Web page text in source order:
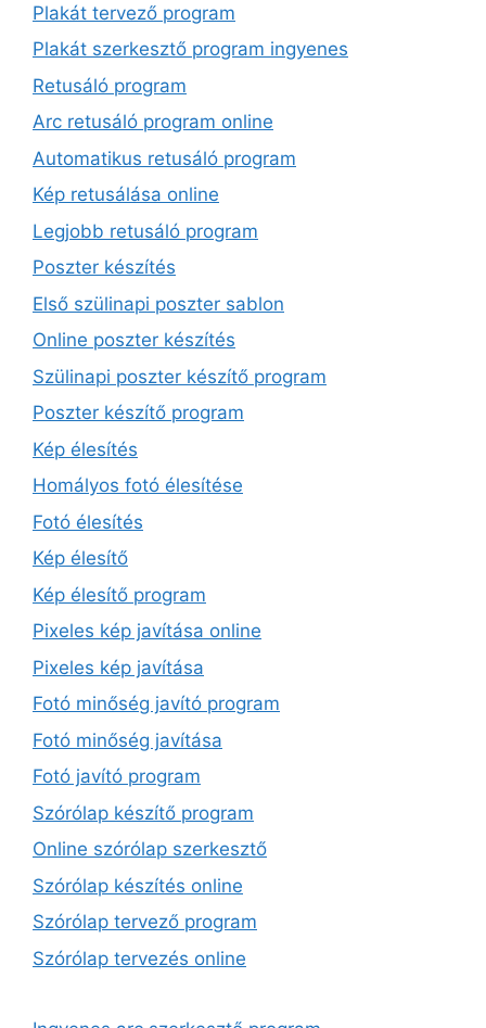
Plakát tervező program
Plakát szerkesztő program ingyenes
Retusáló program
Arc retusáló program online
Automatikus retusáló program
Kép retusálása online
Legjobb retusáló program
Poszter készítés
Első szülinapi poszter sablon
Online poszter készítés
Szülinapi poszter készítő program
Poszter készítő program
Kép élesítés
Homályos fotó élesítése
Fotó élesítés
Kép élesítő
Kép élesítő program
Pixeles kép javítása online
Pixeles kép javítása
Fotó minőség javító program
Fotó minőség javítása
Fotó javító program
Szórólap készítő program
Online szórólap szerkesztő
Szórólap készítés online
Szórólap tervező program
Szórólap tervezés online